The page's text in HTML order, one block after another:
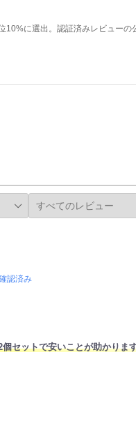
10%に選出。認証済みレビューの
認済み
個セットで安いことが助かりま